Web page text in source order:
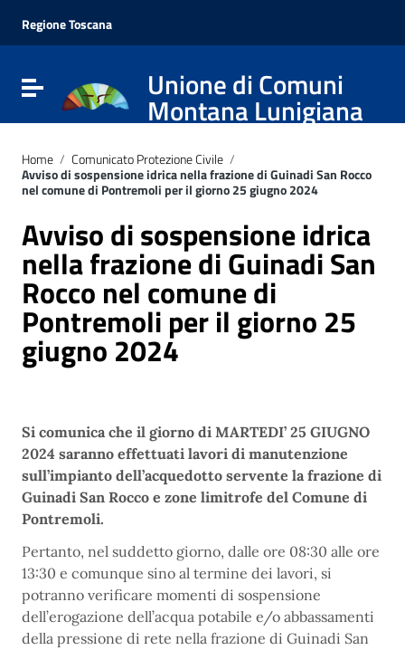
Vai al menu di navigazione
Vai al footer
Regione Toscana
Attiva / disattiva la navigazioneUnione di Comuni
Montana Lunigiana
Home / Comunicato Protezione Civile /
Avviso di sospensione idrica nella frazione di Guinadi San Rocco
nel comune di Pontremoli per il giorno 25 giugno 2024
Avviso di sospensione idrica
nella frazione di Guinadi San
Rocco nel comune di
Pontremoli per il giorno 25
giugno 2024
Si comunica che il giorno di MARTEDI’ 25 GIUGNO
2024 saranno effettuati lavori di manutenzione
sull’impianto dell’acquedotto servente la frazione di
Guinadi San Rocco e zone limitrofe del Comune di
Pontremoli.
Pertanto, nel suddetto giorno, dalle ore 08:30 alle ore
13:30 e comunque sino al termine dei lavori, si
potranno verificare momenti di sospensione
dell’erogazione dell’acqua potabile e/o abbassamenti
della pressione di rete nella frazione di Guinadi San